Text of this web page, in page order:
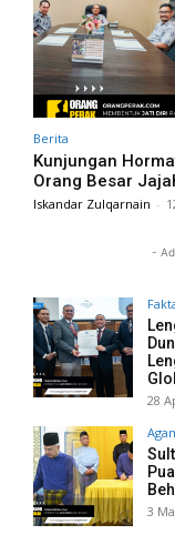
Berita
Kunjungan
Orang Besar
Iskandar Zulqarnain -
-
28
3